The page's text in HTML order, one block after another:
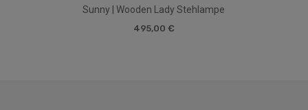
Sunny | Wooden Lady Stehlampe
495,00 €